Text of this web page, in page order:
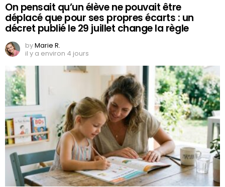
On pensait qu’un élève ne pouvait être
déplacé que pour ses propres écarts : un
décret publié le 29 juillet change la règle
byMarie R.
il y a environ 4 jours